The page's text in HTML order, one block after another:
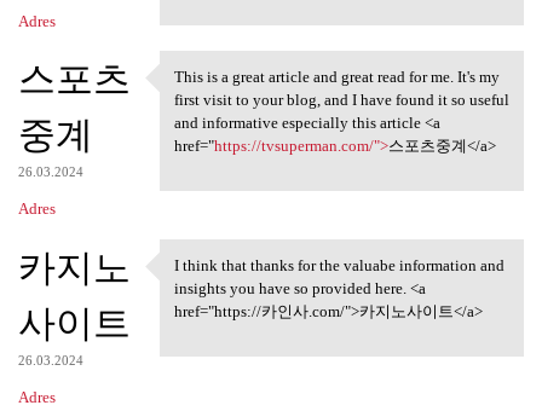
Adres
스포츠
중계
26.03.2024
Adres
This is a great article and
This is a great article and great read for me. It's my
first visit to your blog, and I have found it so useful
and informative especially this article <a
href="https://tvsuperman.com/">스포츠중계</a>
카지노
사이트
26.03.2024
Adres
I think that thanks for the
I think that thanks for the valuabe information and
insights you have so provided here. <a
href="https://카인사.com/">카지노사이트</a>